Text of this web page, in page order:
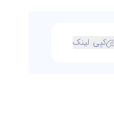
کپی لینک